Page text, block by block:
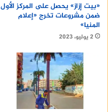
«بيت إزاز» يحصل على المركز الأول
ضمن مشروعات تخرج «إعلام
المنيا»
2 يوليو، 2023